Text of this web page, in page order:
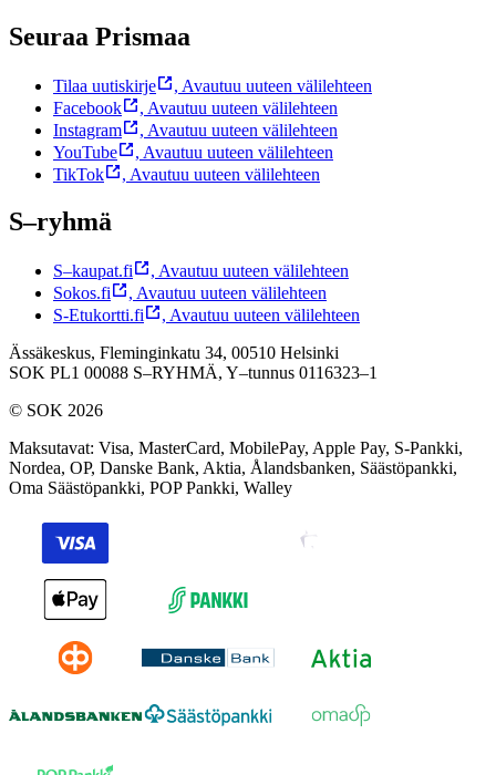
Seuraa Prismaa
Tilaa uutiskirje , Avautuu uuteen välilehteen
Facebook
, Avautuu uuteen välilehteen
Instagram
, Avautuu uuteen välilehteen
YouTube
, Avautuu uuteen välilehteen
TikTok
, Avautuu uuteen välilehteen
S–ryhmä
S–kaupat.fi , Avautuu uuteen välilehteen
Sokos.fi
, Avautuu uuteen välilehteen
S-Etukortti.fi
, Avautuu uuteen välilehteen
Ässäkeskus, Fleminginkatu 34, 00510 Helsinki
SOK PL1 00088 S–RYHMÄ, Y–tunnus 0116323–1
© SOK 2026
Maksutavat: Visa, MasterCard, MobilePay, Apple Pay, S-Pankki,
Nordea, OP, Danske Bank, Aktia, Ålandsbanken, Säästöpankki,
Oma Säästöpankki, POP Pankki, Walley